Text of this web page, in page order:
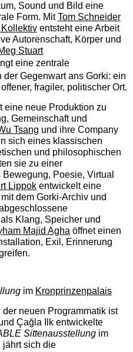
Sound und Bild eine
Form. MitTom Schneider
entsteht eine Arbeit
Autorenschaft, Körper und
Stuart
eine zentrale
Gegenwart ans Gorki: ein
fragiler, politischer Ort.
eine neue Produktion zu
Gemeinschaft und
Tsang und ihre Company
sich eines klassischen
und philosophischen
sie zu einer
Poesie, Virtual
Lippokentwickelt eine
dem Gorki-Archiv und
Klang, Speicher und
Majid Aghaöffnet einen
Exil, Erinnerung
im Kronprinzenpalais
neuen Programmatik ist
Çağla Ilk entwickelte
Sittenausstellungim
jährt sich die